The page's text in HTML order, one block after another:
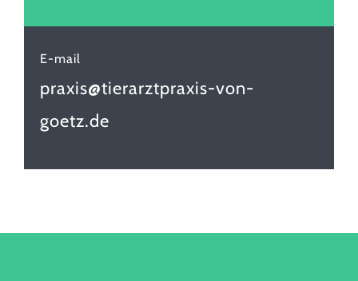
E-mail
praxis@tierarztpraxis-von-
goetz.de